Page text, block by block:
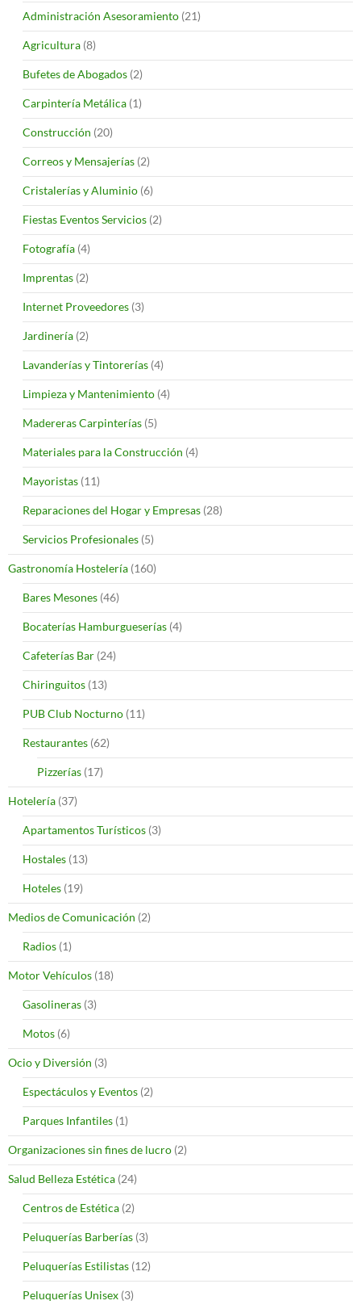
Administración Asesoramiento (21)
Agricultura (8)
Bufetes de Abogados (2)
Carpintería Metálica (1)
Construcción (20)
Correos y Mensajerías (2)
Cristalerías y Aluminio (6)
Fiestas Eventos Servicios (2)
Fotografía (4)
Imprentas (2)
Internet Proveedores (3)
Jardinería (2)
Lavanderías y Tintorerías (4)
Limpieza y Mantenimiento (4)
Madereras Carpinterías (5)
Materiales para la Construcción (4)
Mayoristas (11)
Reparaciones del Hogar y Empresas (28)
Servicios Profesionales (5)
Gastronomía Hostelería (160)
Bares Mesones (46)
Bocaterías Hamburgueserías (4)
Cafeterías Bar (24)
Chiringuitos (13)
PUB Club Nocturno (11)
Restaurantes (62)
Pizzerías (17)
Hotelería (37)
Apartamentos Turísticos (3)
Hostales (13)
Hoteles (19)
Medios de Comunicación (2)
Radios (1)
Motor Vehículos (18)
Gasolineras (3)
Motos (6)
Ocio y Diversión (3)
Espectáculos y Eventos (2)
Parques Infantiles (1)
Organizaciones sin fines de lucro (2)
Salud Belleza Estética (24)
Centros de Estética (2)
Peluquerías Barberías (3)
Peluquerías Estilistas (12)
Peluquerías Unisex (3)